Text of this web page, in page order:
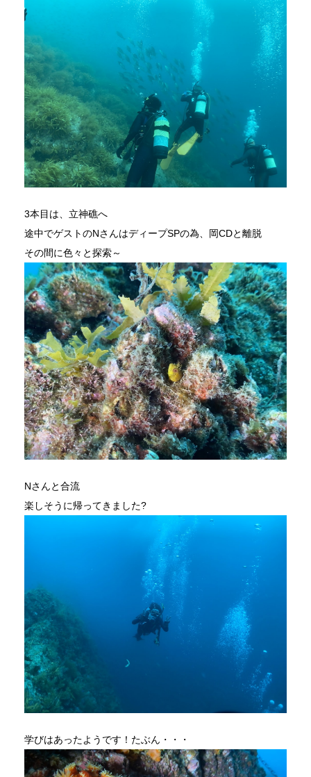
3本目は、立神礁へ
途中でゲストのNさんはディープSPの為、岡CDと離脱
その間に色々と探索～
Nさんと合流
楽しそうに帰ってきました?
学びはあったようです！たぶん・・・